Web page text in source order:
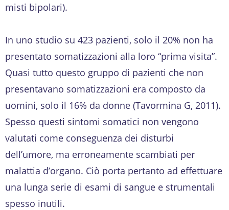
misti bipolari).
In uno studio su 423 pazienti, solo il 20% non ha
presentato somatizzazioni alla loro “prima visita”.
Quasi tutto questo gruppo di pazienti che non
presentavano somatizzazioni era composto da
uomini, solo il 16% da donne (Tavormina G, 2011).
Spesso questi sintomi somatici non vengono
valutati come conseguenza dei disturbi
dell’umore, ma erroneamente scambiati per
malattia d’organo. Ciò porta pertanto ad effettuare
una lunga serie di esami di sangue e strumentali
spesso inutili.